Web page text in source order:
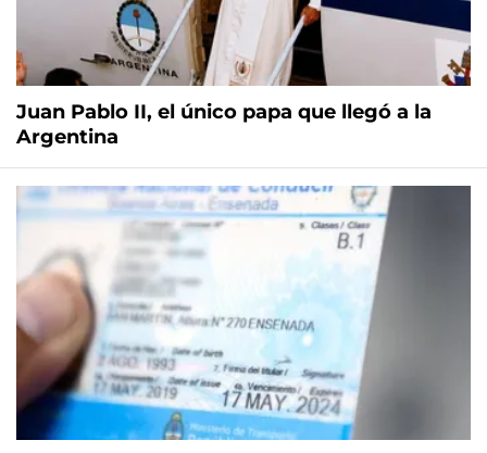
Juan Pablo II, el único papa que llegó a la
Argentina